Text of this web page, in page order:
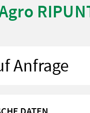
Anfrage